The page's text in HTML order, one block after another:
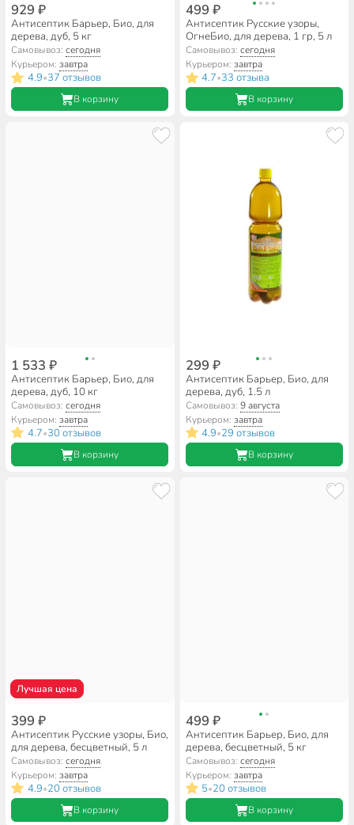
929 ₽
Антисептик Барьер, Био, для
дерева, дуб, 5 кг
Самовывоз:сегодня
Курьером:завтра
4.9•37 отзывов
В корзину
499 ₽
Антисептик Русские узоры,
ОгнеБио, для дерева, 1 гр, 5 л
Самовывоз: сегодня
Курьером: завтра
4.7•33 отзыва
В корзину
1 533 ₽
Антисептик Барьер, Био, для
дерева, дуб, 10 кг
Самовывоз:сегодня
Курьером:завтра
4.7•30 отзывов
В корзину
299 ₽
Антисептик Барьер, Био, для
дерева, дуб, 1.5 л
Самовывоз: 9 августа
Курьером: завтра
4.9•29 отзывов
В корзину
Лучшая цена
399 ₽
Антисептик Русские узоры, Био,
для дерева, бесцветный, 5 л
Самовывоз:сегодня
Курьером:завтра
4.9•20 отзывов
В корзину
499 ₽
Антисептик Барьер, Био, для
дерева, бесцветный, 5 кг
Самовывоз: сегодня
Курьером: завтра
5•20 отзывов
В корзину